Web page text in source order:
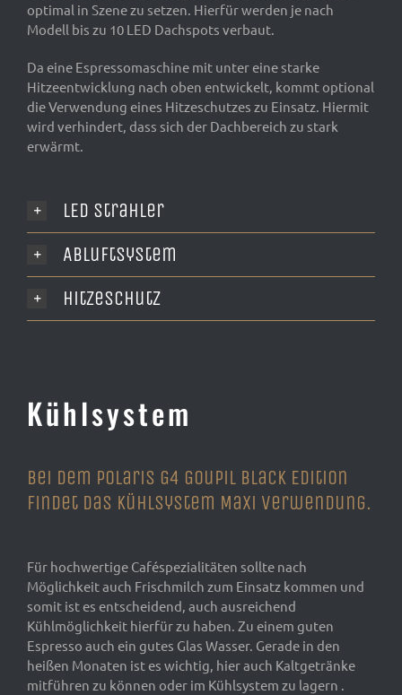
optimal in Szene zu setzen. Hierfür werden je nach
Modell bis zu 10 LED Dachspots verbaut.
Da eine Espressomaschine mit unter eine starke
Hitzeentwicklung nach oben entwickelt, kommt optional
die Verwendung eines Hitzeschutzes zu Einsatz. Hiermit
wird verhindert, dass sich der Dachbereich zu stark
erwärmt.
LED Strahler
Abluftsystem
Hitzeschutz
Kühlsystem
Bei dem Polaris G4 Goupil Black Edition
findet das Kühlsystem Maxi Verwendung.
Für hochwertige Caféspezialitäten sollte nach
Möglichkeit auch Frischmilch zum Einsatz kommen und
somit ist es entscheidend, auch ausreichend
Kühlmöglichkeit hierfür zu haben. Zu einem guten
Espresso auch ein gutes Glas Wasser. Gerade in den
heißen Monaten ist es wichtig, hier auch Kaltgetränke
mitführen zu können oder im Kühlsystem zu lagern .